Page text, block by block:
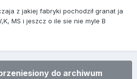
z jakiej fabryki pochodził granat ja
MS i jeszcz o ile sie nie myle B
do archiwum